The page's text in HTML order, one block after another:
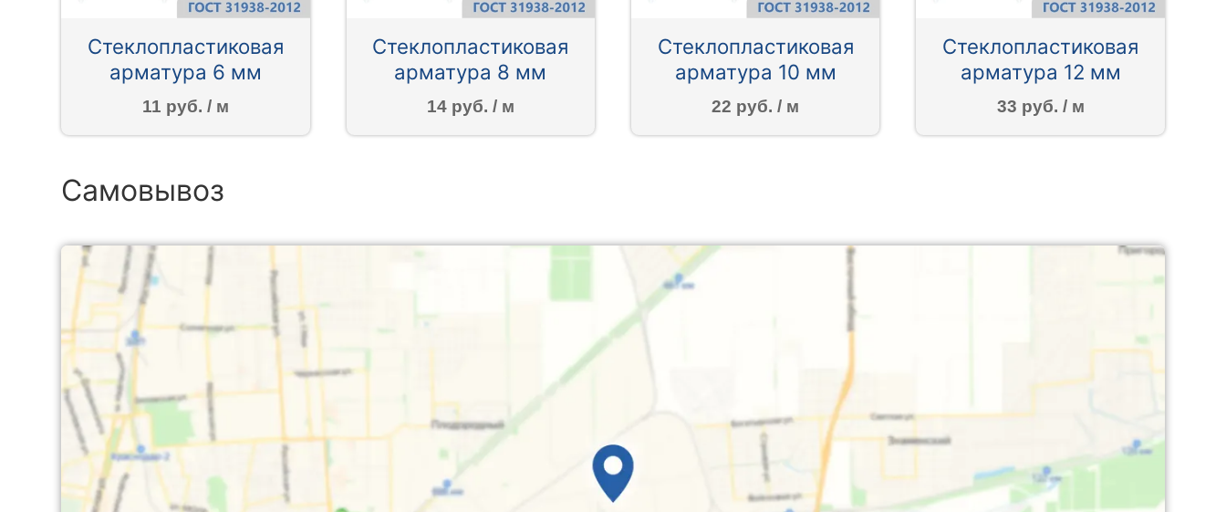
Стеклопластиковая
арматура 6 мм
11 руб. / м
Стеклопластиковая
арматура 8 мм
14 руб. / м
Стеклопластиковая
арматура 10 мм
22 руб. / м
Стеклопластиковая
арматура 12 мм
33 руб. / м
Самовывоз